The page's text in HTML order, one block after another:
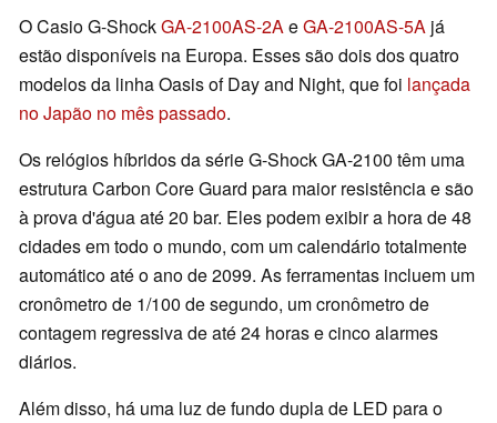
O Casio G-ShockGA-2100AS-2AeGA-2100AS-5A já
estão disponíveis na Europa. Esses são dois dos quatro
modelos da linha Oasis of Day and Night, que foi lançada
no Japão no mês passado.
Os relógios híbridos da série G-Shock GA-2100 têm uma
estrutura Carbon Core Guard para maior resistência e são
à prova d'água até 20 bar. Eles podem exibir a hora de 48
cidades em todo o mundo, com um calendário totalmente
automático até o ano de 2099. As ferramentas incluem um
cronômetro de 1/100 de segundo, um cronômetro de
contagem regressiva de até 24 horas e cinco alarmes
diários.
Além disso, há uma luz de fundo dupla de LED para o